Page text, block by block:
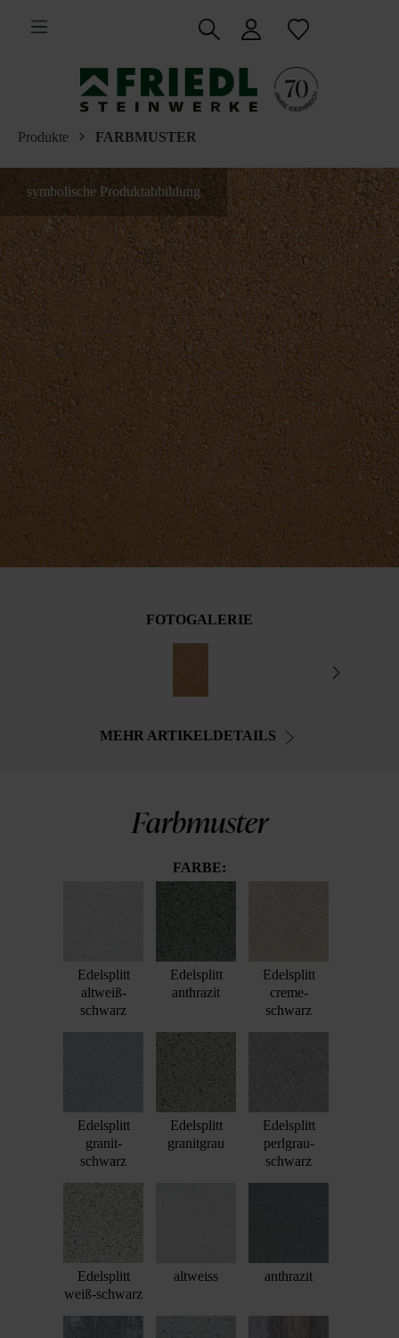
springen
Produkte FARBMUSTER
symbolische Produktabbildung
FOTOGALERIE
MEHR ARTIKELDETAILS
Farbmuster
FARBE:
Edelsplitt
altweiß-
schwarz
Edelsplitt
anthrazit
Edelsplitt
creme-
schwarz
Edelsplitt
granit-
schwarz
Edelsplitt
granitgrau
Edelsplitt
perlgrau-
schwarz
Edelsplitt
weiß-schwarz
altweiss anthrazit